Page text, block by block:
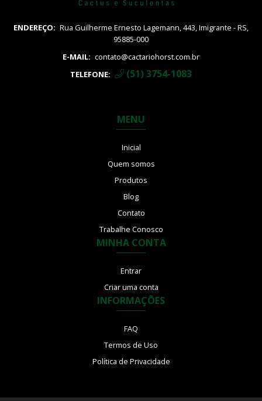
ENDEREÇO: Rua Guilherme Ernesto Lagemann, 443, Imigrante - RS,
95885-000
E-MAIL: contato@cactariohorst.com.br
TELEFONE:
(51) 3754-1083
MENU
Inicial
Quem somos
Produtos
Blog
Contato
Trabalhe Conosco
MINHA CONTA
Entrar
Criar uma conta
INFORMAÇÕES
FAQ
Termos de Uso
Política de Privacidade